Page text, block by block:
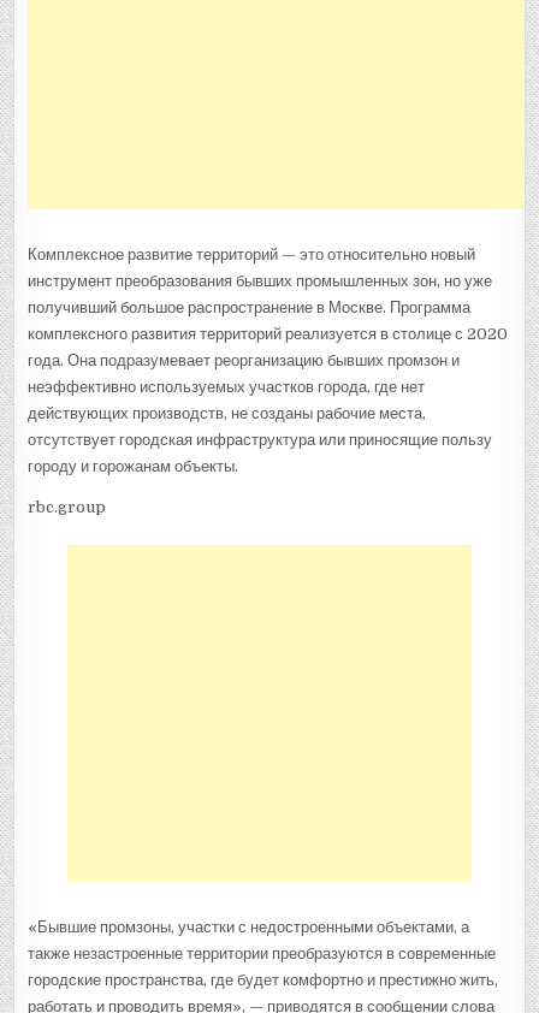
Комплексное развитие территорий — это относительно новый
инструмент преобразования бывших промышленных зон, но уже
получивший большое распространение в Москве. Программа
комплексного развития территорий реализуется в столице с 2020
года. Она подразумевает реорганизацию бывших промзон и
неэффективно используемых участков города, где нет
действующих производств, не созданы рабочие места,
отсутствует городская инфраструктура или приносящие пользу
городу и горожанам объекты.
rbc.group
«Бывшие промзоны, участки с недостроенными объектами, а
также незастроенные территории преобразуются в современные
городские пространства, где будет комфортно и престижно жить,
работать и проводить время», — приводятся в сообщении слова